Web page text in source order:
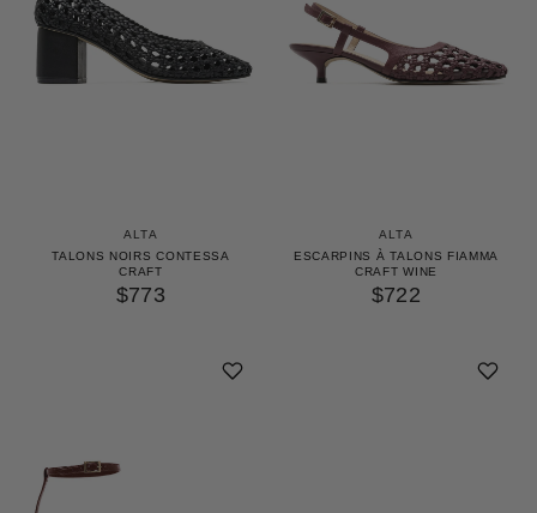
ALTA
TALONS NOIRS CONTESSA
CRAFT
$773
ALTA
ESCARPINS À TALONS FIAMMA
CRAFT WINE
$722